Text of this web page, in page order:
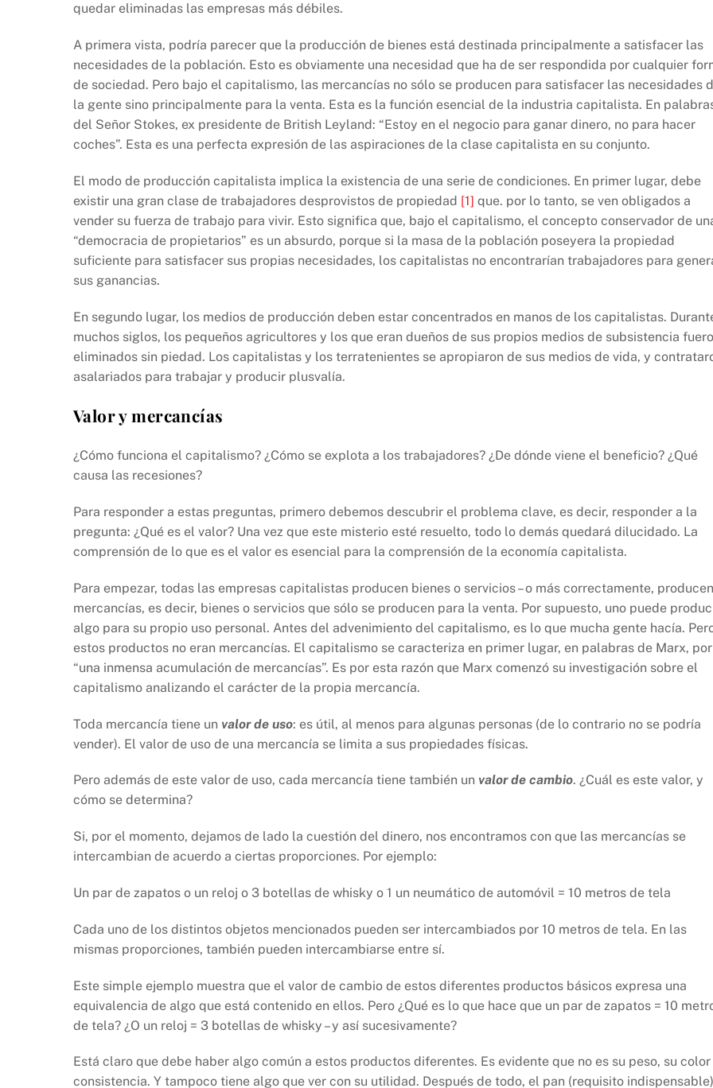
quedar eliminadas las empresas más débiles.
A primera vista, podría parecer que la producción de bienes está destinada principalmente a satisfacer las
necesidades de la población. Esto es obviamente una necesidad que ha de ser respondida por cualquier
de sociedad. Pero bajo el capitalismo, las mercancías no sólo se producen para satisfacer las necesidades
la gente sino principalmente para la venta. Esta es la función esencial de la industria capitalista. En
del Señor Stokes, ex presidente de British Leyland: “Estoy en el negocio para ganar dinero, no para hacer
coches”. Esta es una perfecta expresión de las aspiraciones de la clase capitalista en su conjunto.
El modo de producción capitalista implica la existencia de una serie de condiciones. En primer lugar, debe
existir una gran clase de trabajadores desprovistos de propiedad [1] que. por lo tanto, se ven obligados a
vender su fuerza de trabajo para vivir. Esto significa que, bajo el capitalismo, el concepto conservador de
“democracia de propietarios” es un absurdo, porque si la masa de la población poseyera la propiedad
suficiente para satisfacer sus propias necesidades, los capitalistas no encontrarían trabajadores para
sus ganancias.
En segundo lugar, los medios de producción deben estar concentrados en manos de los capitalistas.
muchos siglos, los pequeños agricultores y los que eran dueños de sus propios medios de subsistencia
eliminados sin piedad. Los capitalistas y los terratenientes se apropiaron de sus medios de vida, y
asalariados para trabajar y producir plusvalía.
Valor y mercancías
¿Cómo funciona el capitalismo? ¿Cómo se explota a los trabajadores? ¿De dónde viene el beneficio? ¿Qué
causa las recesiones?
Para responder a estas preguntas, primero debemos descubrir el problema clave, es decir, responder a la
pregunta: ¿Qué es el valor? Una vez que este misterio esté resuelto, todo lo demás quedará dilucidado. La
comprensión de lo que es el valor es esencial para la comprensión de la economía capitalista.
Para empezar, todas las empresas capitalistas producen bienes o servicios – o más correctamente, producen
mercancías, es decir, bienes o servicios que sólo se producen para la venta. Por supuesto, uno puede
algo para su propio uso personal. Antes del advenimiento del capitalismo, es lo que mucha gente hacía.
estos productos no eran mercancías. El capitalismo se caracteriza en primer lugar, en palabras de Marx, por
“una inmensa acumulación de mercancías”. Es por esta razón que Marx comenzó su investigación sobre el
capitalismo analizando el carácter de la propia mercancía.
Toda mercancía tiene un valor de uso: es útil, al menos para algunas personas (de lo contrario no se podría
vender). El valor de uso de una mercancía se limita a sus propiedades físicas.
Pero además de este valor de uso, cada mercancía tiene también un valor de cambio. ¿Cuál es este valor, y
cómo se determina?
Si, por el momento, dejamos de lado la cuestión del dinero, nos encontramos con que las mercancías se
intercambian de acuerdo a ciertas proporciones. Por ejemplo:
Un par de zapatos o un reloj o 3 botellas de whisky o 1 un neumático de automóvil = 10 metros de tela
Cada uno de los distintos objetos mencionados pueden ser intercambiados por 10 metros de tela. En las
mismas proporciones, también pueden intercambiarse entre sí.
Este simple ejemplo muestra que el valor de cambio de estos diferentes productos básicos expresa una
equivalencia de algo que está contenido en ellos. Pero ¿Qué es lo que hace que un par de zapatos = 10
de tela? ¿O un reloj = 3 botellas de whisky – y así sucesivamente?
Está claro que debe haber algo común a estos productos diferentes. Es evidente que no es su peso, su color
consistencia. Y tampoco tiene algo que ver con su utilidad. Después de todo, el pan (requisito indispensable)